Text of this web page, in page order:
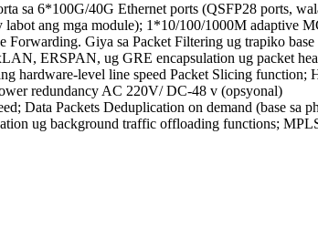
6*100G/40G Ethernet ports (QSFP28 ports,
labot ang mga module); 1*10/100/1000M adaptive
Giya sa Packet Filtering ug trapiko
ERSPAN, ug GRE encapsulation ug packet
hardware-level line speed Packet Slicing
redundancy AC 220V/ DC-48 v (opsyonal)
Data Packets Deduplication on demand (base sa
ug background traffic offloading functions;